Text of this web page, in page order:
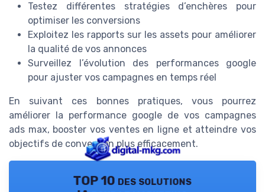
Testez différentes stratégies d’enchères pour
optimiser les conversions
Exploitez les rapports sur les assets pour améliorer
la qualité de vos annonces
Surveillez l’évolution des performances google
pour ajuster vos campagnes en temps réel
En suivant ces bonnes pratiques, vous pourrez
améliorer la performance google de vos campagnes
ads max, booster vos ventes en ligne et atteindre vos
objectifs de conversion plus efficacement.
TOP 10 des solutions